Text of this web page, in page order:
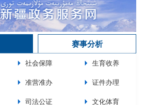
赛事分析
社会保障 生育收养
准营准办 证件办理
司法公证 文化体育